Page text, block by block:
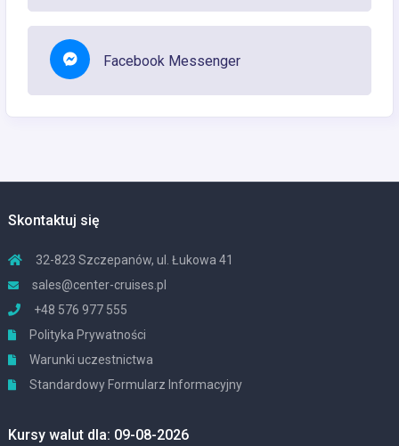
Facebook Messenger
Skontaktuj się
32-823 Szczepanów, ul. Łukowa 41
sales@center-cruises.pl
+48 576 977 555
Polityka Prywatności
Warunki uczestnictwa
Standardowy Formularz Informacyjny
Kursy walut dla: 09-08-2026